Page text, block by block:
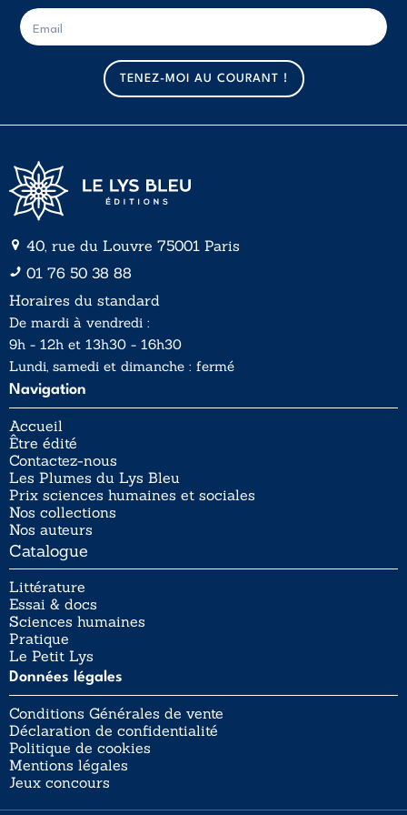
m
a
i
l
E
-
m
TENEZ-MOI AU COURANT !
40, rue du Louvre 75001 Paris
01 76 50 38 88
Horaires du standard
De mardi à vendredi :
9h - 12h et 13h30 - 16h30
Lundi, samedi et dimanche : fermé
Navigation
Accueil
Être édité
Contactez-nous
Les Plumes du Lys Bleu
Prix sciences humaines et sociales
Nos collections
Nos auteurs
Catalogue
Littérature
Essai & docs
Sciences humaines
Pratique
Le Petit Lys
Données légales
Conditions Générales de vente
Déclaration de confidentialité
Politique de cookies
Mentions légales
Jeux concours